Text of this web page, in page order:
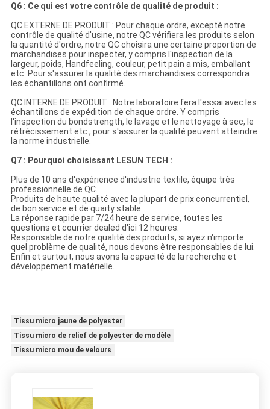
Q6 : Ce qui est votre contrôle de qualité de produit :
QC EXTERNE DE PRODUIT : Pour chaque ordre, excepté notre
contrôle de qualité d'usine, notre QC vérifiera les produits selon
la quantité d'ordre, notre QC choisira une certaine proportion de
marchandises pour inspecter, y compris l'inspection de la
largeur, poids, Handfeeling, couleur, petit pain a mis, emballant
etc. Pour s'assurer la qualité des marchandises correspondra
les échantillons ont confirmé.
QC INTERNE DE PRODUIT : Notre laboratoire fera l'essai avec les
échantillons de expédition de chaque ordre. Y compris
l'inspection du bondstrength, le lavage et le nettoyage à sec, le
rétrécissement etc., pour s'assurer la qualité peuvent atteindre
la norme industrielle.
Q7 : Pourquoi choisissant LESUN TECH :
Plus de 10 ans d'expérience d'industrie textile, équipe très
professionnelle de QC.
Produits de haute qualité avec la plupart de prix concurrentiel,
de bon service et de quaity stable.
La réponse rapide par 7/24 heure de service, toutes les
questions et courrier dealed d'ici 12 heures.
Responsable de notre qualité des produits, si ayez n'importe
quel problème de qualité, nous devons être responsables de lui.
Enfin et surtout, nous avons la capacité de la recherche et
développement matérielle.
Tissu micro jaune de polyester
Tissu micro de relief de polyester de modèle
Tissu micro mou de velours